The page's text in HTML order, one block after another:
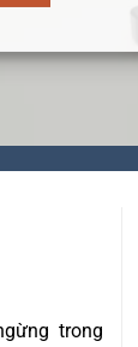
trong